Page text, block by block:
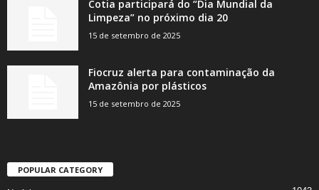
Cotia participará do “Dia Mundial da
Limpeza” no próximo dia 20
15 de setembro de 2025
Fiocruz alerta para contaminação da
Amazônia por plásticos
15 de setembro de 2025
POPULAR CATEGORY